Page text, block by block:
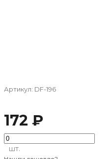
Артикул: DF-196
172 ₽
шт.